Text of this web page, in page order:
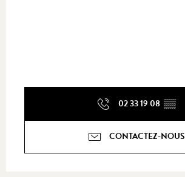
02 33 19 08 ▒▒
CONTACTEZ-NOUS